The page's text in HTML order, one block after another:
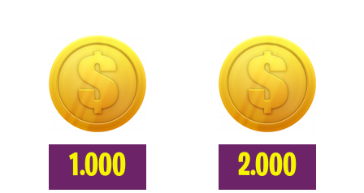
1.000 2.000